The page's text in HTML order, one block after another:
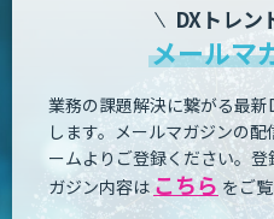
DXトレン
メールマ
業務の課題解決に繋がる最
します。 メールマガジンの
ームよりご登録ください。登
ガジン内容は こちら をご